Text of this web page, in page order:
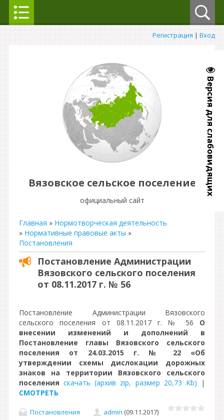
Версия для слабовидящих
Регистрация | Вход
Вязовское сельское поселение
официальный сайт
Главная » Нормотворческая деятельность
» Нормативные правовые акты »
Постановления
Постановление Администрации
Вязовского сельского поселения
от 08.11.2017 г. № 56
Постановление Администрации Вязовского
сельского поселения от 08.11.2017 г. № 56 О
внесении изменений и дополнений в
Постановление главы Вязовского сельского
поселения от 24.03.2015 г. № 22 «Об
утверждении схемы дислокации дорожных
знаков на территории Вязовского сельского
поселения скачать (архив zip, размер 20,73 Kb) |
СМОТРЕТЬ
Постановления admin (09.11.2017)